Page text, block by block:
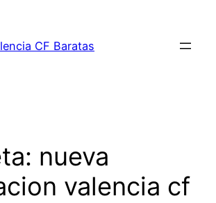
CF Baratas
nueva
valencia cf